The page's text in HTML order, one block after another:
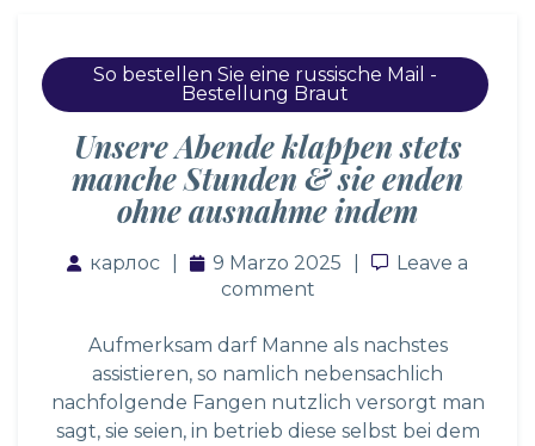
So bestellen Sie eine russische Mail -
Bestellung Braut
Unsere Abende klappen stets
manche Stunden & sie enden
ohne ausnahme indem
карлос 9 Marzo 2025 Leave a
Leave a
comment
Aufmerksam darf Manne als nachstes
assistieren, so namlich nebensachlich
nachfolgende Fangen nutzlich versorgt man
sagt, sie seien, in betrieb diese selbst bei dem